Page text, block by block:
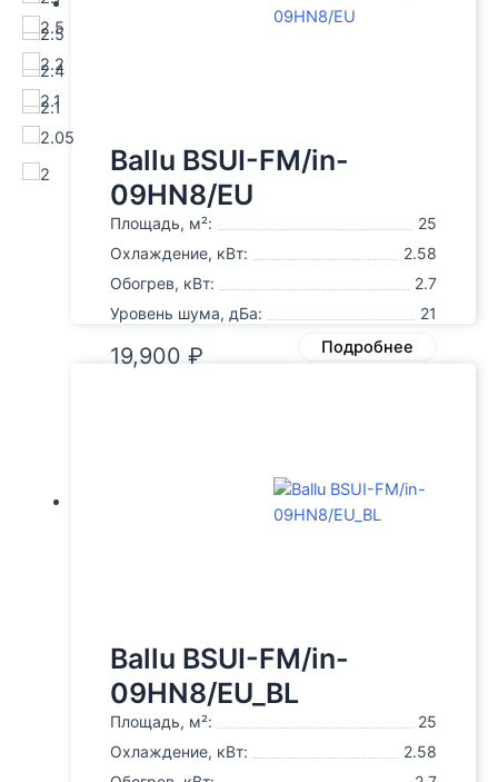
2.5
2.4
2.1
2.5
2.2
2.1
2.05
2
Ballu BSUI-FM/in-
09HN8/EU
Площадь, м²:
25
Охлаждение, кВт:
2.58
Обогрев, кВт:
2.7
Уровень шума, дБа:
21
19,900 ₽ Подробнее
Ballu BSUI-FM/in-
09HN8/EU_BL
Площадь, м²:
25
Охлаждение, кВт:
2.58